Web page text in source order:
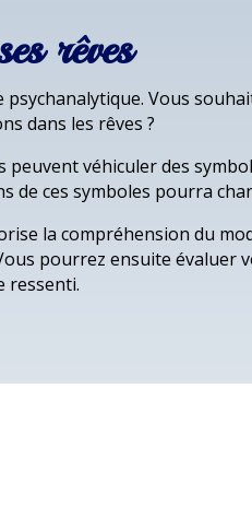
rêves
Vous
dans les rêves ?
véhiculer des
de ces symboles pourra
la compréhension du
pourrez ensuite
ressenti.